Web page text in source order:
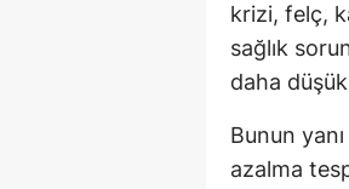
krizi, felç,
sağlık
daha
Bunun
azalma